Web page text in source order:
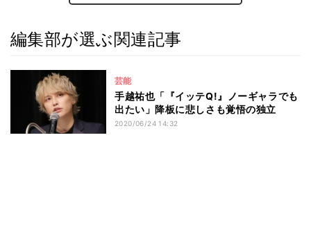
編集部が選ぶ関連記事
芸能
手越祐也「『イッテQ!』ノーギャラでも
出たい」降板に悲しさも覚悟の独立
2020/06/24 14:32